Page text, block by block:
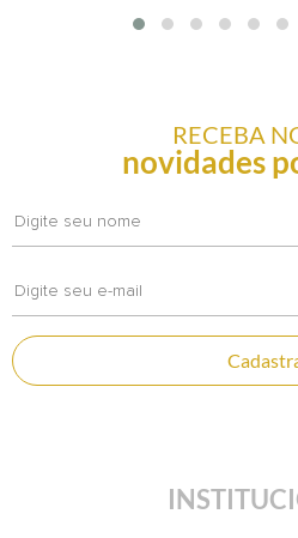
RECEBA
novidades